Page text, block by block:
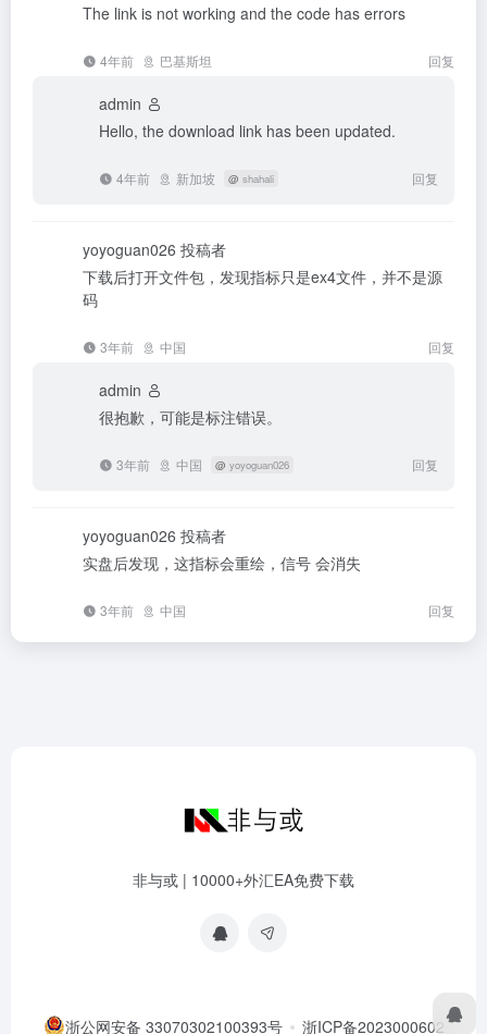
The link is not working and the code has errors
4年前 巴基斯坦 回复
admin
Hello, the download link has been updated.
4年前 新加坡 @ shahali 回复
yoyoguan026 投稿者
下载后打开文件包，发现指标只是ex4文件，并不是源
码
3年前 中国 回复
admin
很抱歉，可能是标注错误。
3年前 中国 @ yoyoguan026 回复
yoyoguan026 投稿者
实盘后发现，这指标会重绘，信号 会消失
3年前 中国 回复
非与或 | 10000+外汇EA免费下载
浙公网安备 33070302100393号 浙ICP备2023000602